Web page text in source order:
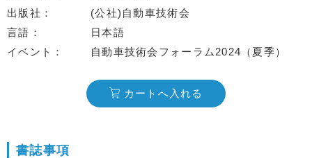
出版社
(公社)自動車技術会
言語
日本語
イベント
自動車技術会フォーラム2024（夏季）
カートへ入れる
書誌事項